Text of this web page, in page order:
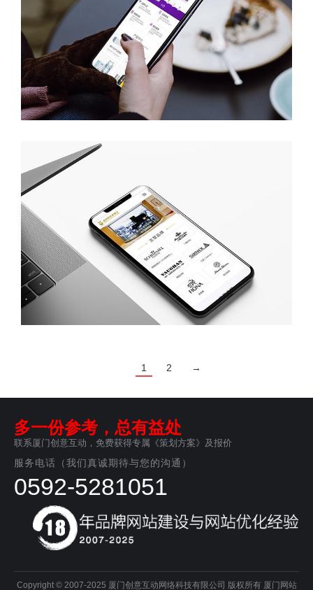
1 2 →
多一份参考，总有益处
联系厦门创意互动，免费获得专属《策划方案》及报价
服务电话（我们真诚期待与您的沟通）
0592-5281051
Copyright © 2007-2025 厦门创意互动网络科技有限公司 版权所有 厦门网站